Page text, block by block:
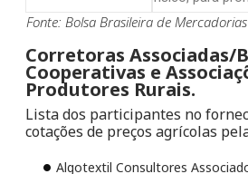
Fonte: Bolsa Brasileira de Mercadorias
Corretoras Associadas/
Cooperativas e
Produtores Rurais.
Lista dos participantes no
cotações de preços agrícolas
Algotextil Consultores